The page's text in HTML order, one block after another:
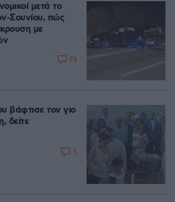
μετά το
Σουνίου, πώς
με
74
βάφτισε τον γιο
δείτε
5